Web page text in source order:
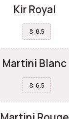
Kir Royal
$ 8.5
Martini Blanc
$ 6.5